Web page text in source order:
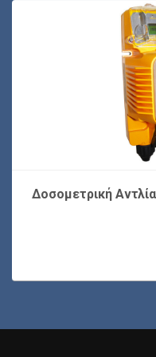
Δοσομετρική